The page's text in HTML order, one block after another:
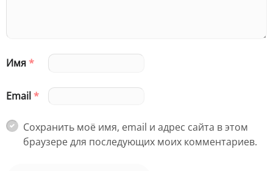
Имя*
Email*
Сохранить моё имя, email и адрес сайта в этом
браузере для последующих моих комментариев.